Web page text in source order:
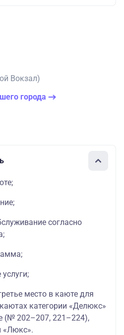
Вокзал)
города
согласно
место в каюте для
категории «Делюкс»
(№ 202–207, 221–224),
«Люкс».